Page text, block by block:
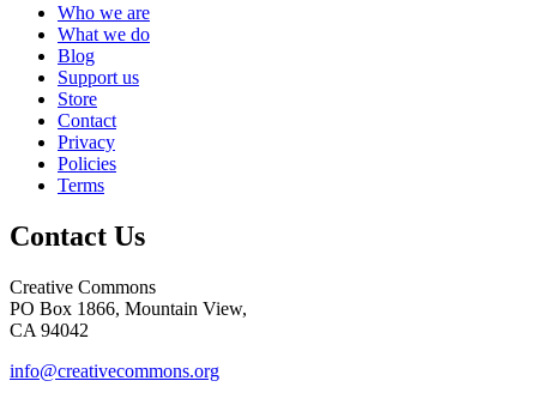
Who we are
What we do
Blog
Support us
Store
Contact
Privacy
Policies
Terms
Contact Us
Creative Commons
PO Box 1866, Mountain View,
CA 94042
info@creativecommons.org